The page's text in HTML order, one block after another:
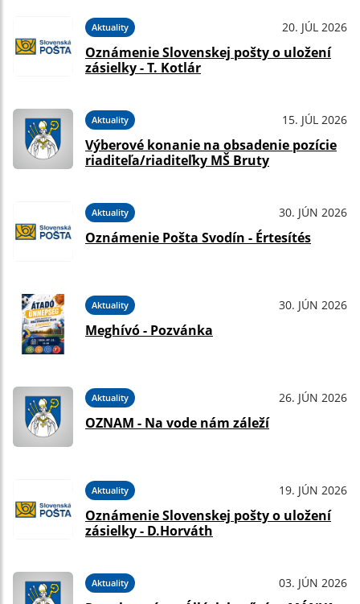
Aktuality 20. JÚL 2026
Oznámenie Slovenskej pošty o uložení
zásielky - T. Kotlár
Aktuality 15. JÚL 2026
Výberové konanie na obsadenie pozície
riaditeľa/riaditeľky MŠ Bruty
Aktuality 30. JÚN 2026
Oznámenie Pošta Svodín - Értesítés
Aktuality 30. JÚN 2026
Meghívó - Pozvánka
Aktuality 26. JÚN 2026
OZNAM - Na vode nám záleží
Aktuality 19. JÚN 2026
Oznámenie Slovenskej pošty o uložení
zásielky - D.Horváth
Aktuality 03. JÚN 2026